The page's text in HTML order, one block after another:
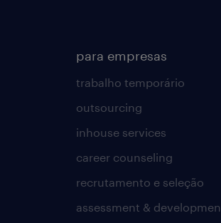
para empresas
trabalho temporário
outsourcing
inhouse services
career counseling
recrutamento e seleção
assessment &